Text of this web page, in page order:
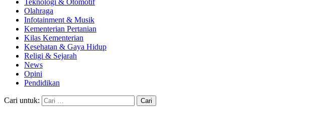
Teknologi & Otomotif
Olahraga
Infotainment & Musik
Kementerian Pertanian
Kilas Kementerian
Kesehatan & Gaya Hidup
Religi & Sejarah
News
Opini
Pendidikan
Cari untuk: